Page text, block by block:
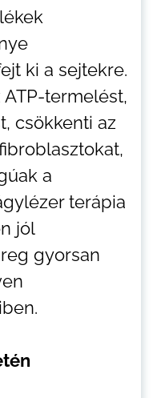
ki a sejtekre.
termelést,
csökkenti az
a
terápia
jól
gyorsan